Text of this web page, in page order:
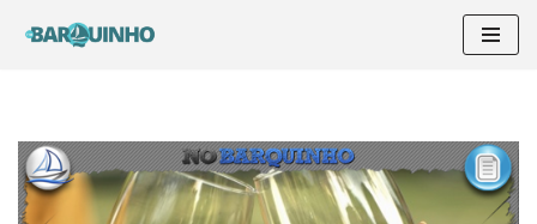
conteúdo